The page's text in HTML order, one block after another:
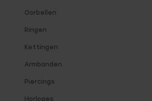
Oorbellen
Ringen
Kettingen
Armbanden
Piercings
Horloges